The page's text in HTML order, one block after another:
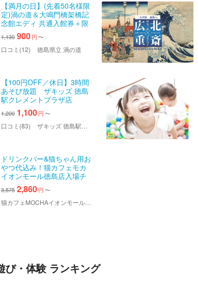
【満月の日】(先着50名様限
定)渦の道＆大鳴門橋架橋記
念館エディ 共通入館券＋限
定ノベルティ
1,130 900円 〜
口コミ(12) 徳島県立 渦の道
【100円OFF／休日】3時間
あそび放題 ザキッズ 徳島
駅クレメントプラザ店
1,200 1,100円 〜
口コミ(83) ザキッズ 徳島駅クレメントプラザ
ドリンクバー&猫ちゃん用お
やつ代込み！猫カフェモカ
イオンモール徳島店入場チ
ケット
3,575 2,860円 〜
び・体験 ランキング